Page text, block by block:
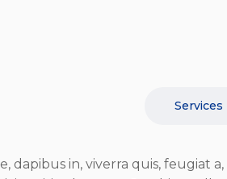
Services
dapibus in, viverra quis, feugiat